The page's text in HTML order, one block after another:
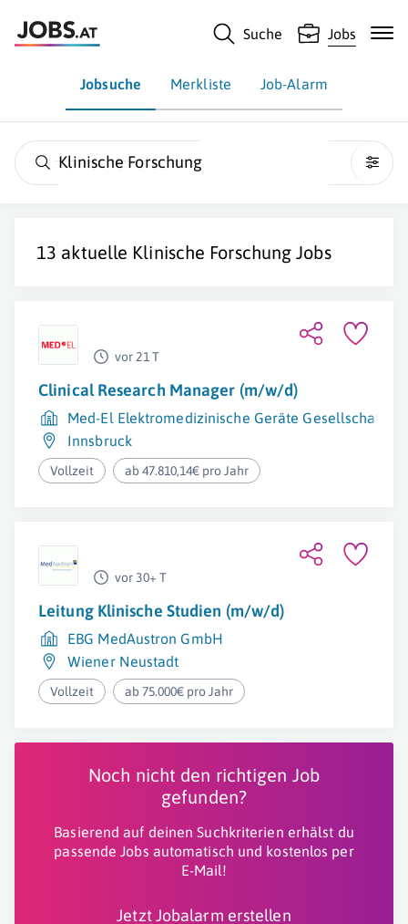
Suche Jobs
Jobsuche Merkliste Job-Alarm
Klinische Forschung
13 aktuelle Klinische Forschung Jobs
vor 21 T
Clinical Research Manager (m/w/d)
Med-El Elektromedizinische Geräte Gesellschaft
Innsbruck
Vollzeit ab 47.810,14€ pro Jahr
vor 30+ T
Leitung Klinische Studien (m/w/d)
EBG MedAustron GmbH
Wiener Neustadt
Vollzeit ab 75.000€ pro Jahr
Noch nicht den richtigen Job
gefunden?
Basierend auf deinen Suchkriterien erhälst du
passende Jobs automatisch und kostenlos per
E-Mail!
Jetzt Jobalarm erstellen